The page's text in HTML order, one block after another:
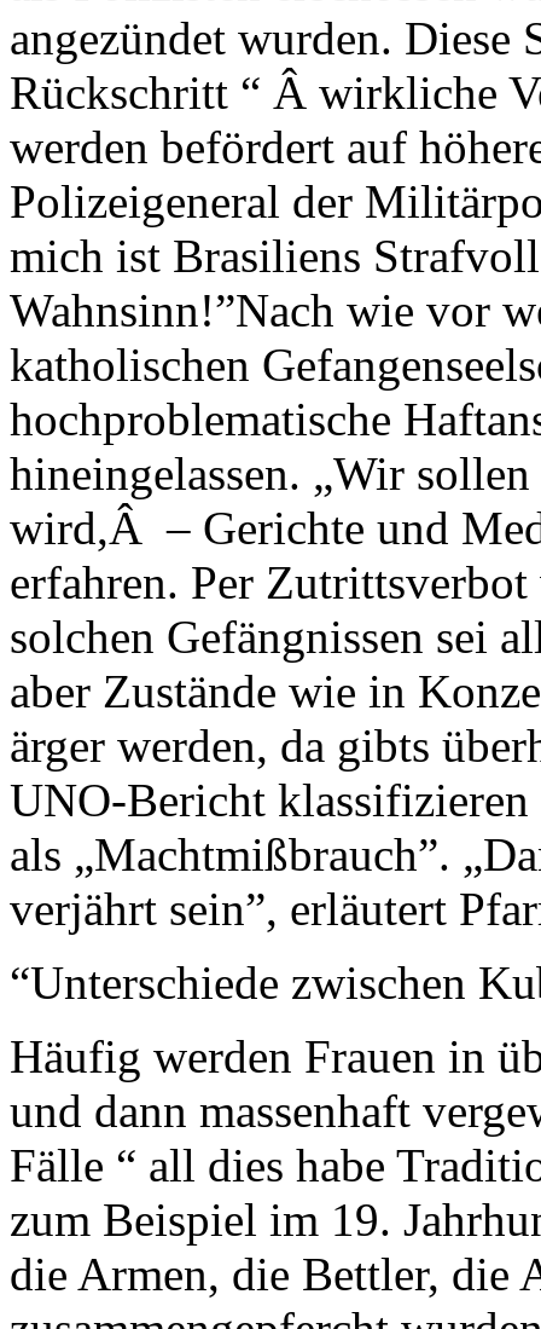
angezündet wurden.
Rückschritt “ Â wirkliche
werden befördert auf
Polizeigeneral der
mich ist Brasiliens
Wahnsinn!”Nach wie vor
katholischen
hochproblematische
hineingelassen. „Wir
wird,Â – Gerichte und
erfahren. Per
solchen Gefängnissen sei
aber Zustände wie in
ärger werden, da gibts
UNO-Bericht
als „Machtmißbrauch”.
verjährt sein”, erläutert
“Unterschiede zwischen
Häufig werden Frauen in
und dann massenhaft
Fälle “ all dies habe
zum Beispiel im 19.
die Armen, die Bettler, die